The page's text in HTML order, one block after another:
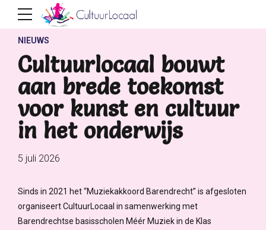
NIEUWS
Cultuurlocaal bouwt
aan brede toekomst
voor kunst en cultuur
in het onderwijs
5 juli 2026
Sinds in 2021 het “Muziekakkoord Barendrecht” is afgesloten
organiseert CultuurLocaal in samenwerking met
Barendrechtse basisscholen Méér Muziek in de Klas